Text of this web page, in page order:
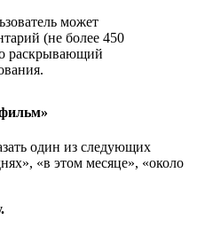
может
(не более 450
раскрывающий
один из следующих
«в этом месяце», «около